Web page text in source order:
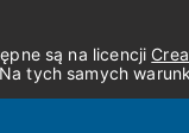
są na licencji
tych samych